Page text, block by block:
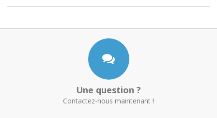
Une question ?
Contactez-nous maintenant !